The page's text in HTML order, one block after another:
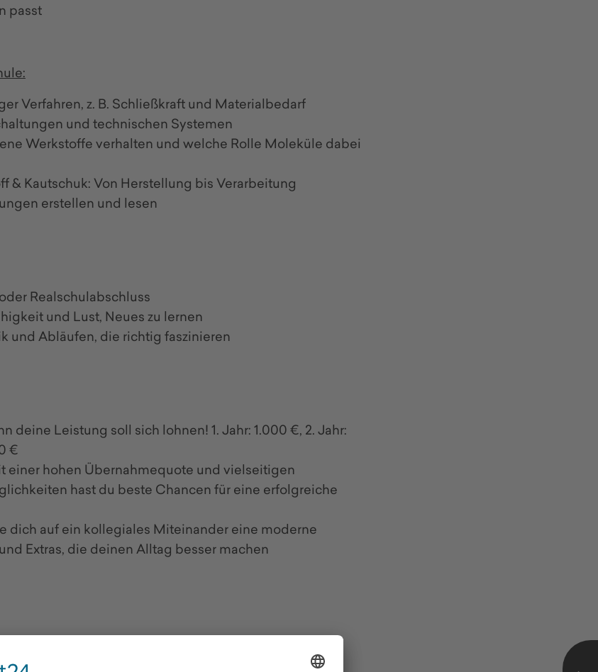
passt
Verfahren, z. B. Schließkraft und Materialbedarf
und technischen Systemen
Werkstoffe verhalten und welche Rolle Moleküle dabei
& Kautschuk: Von Herstellung bis Verarbeitung
erstellen und lesen
Realschulabschluss
und Lust, Neues zu lernen
und Abläufen, die richtig faszinieren
deine Leistung soll sich lohnen! 1. Jahr: 1.000 €, 2. Jahr:
€
einer hohen Übernahmequote und vielseitigen
hast du beste Chancen für eine erfolgreiche
dich auf ein kollegiales Miteinander eine moderne
Extras, die deinen Alltag besser machen
bei uns und forme deine Zukunft aktiv mit!